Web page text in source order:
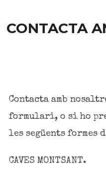
CONTACTA
Contacta amb
formulari, o si ho
les següents formes
CAVES MONTSANT.